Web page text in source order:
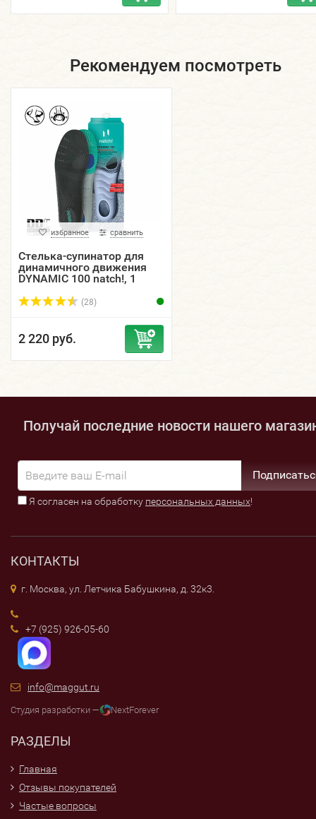
Рекомендуем посмотреть
избранное сравнить
Стелька-супинатор для
динамичного движения
DYNAMIC 100 natch!, 1
(28)
2 220 руб.
Получай последние новости нашего
Я согласен на обработку персональных данных!
КОНТАКТЫ
г. Москва, ул. Летчика Бабушкина, д. 32к3.
+7 (925) 926-05-60
info@maggut.ru
Студия разработки — NextForever
РАЗДЕЛЫ
Главная
Отзывы покупателей
Частые вопросы